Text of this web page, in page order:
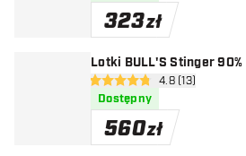
323zł
Lotki BULL'S Stinger 90%
otwórz panel
4.8 gwiazdki oceny
4.8 (13)
Dostępny
560zł